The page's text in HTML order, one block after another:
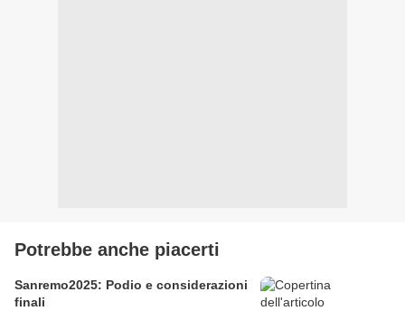
Potrebbe anche piacerti
Sanremo2025: Podio e considerazioni
finali